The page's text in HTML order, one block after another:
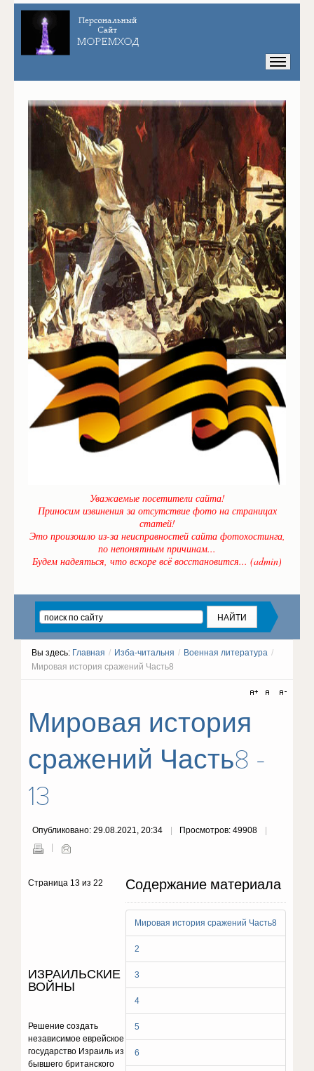
Уважаемые посетители сайта!
Приносим извинения за отсутствие фото на страницах
статей!
Это произошло из-за неисправностей сайта фотохостинга,
по непонятным причинам...
Будем надеяться, что вскоре всё восстановится... (admin)
Вы здесь: Главная / Изба-читальня / Военная литература /
Мировая история сражений Часть8
Мировая история
сражений Часть8 -
13
Опубликовано: 29.08.2021, 20:34 Просмотров: 49908
Содержание материала
Мировая история сражений Часть8
2
3
4
5
6
Страница 13 из 22
ИЗРАИЛЬСКИЕ
ВОЙНЫ
Решение создать
независимое еврейское
государство Израиль из
бывшего британского